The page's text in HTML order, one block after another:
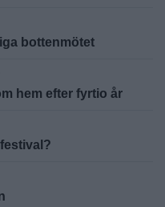
bottenmötet
hem efter fyrtio år